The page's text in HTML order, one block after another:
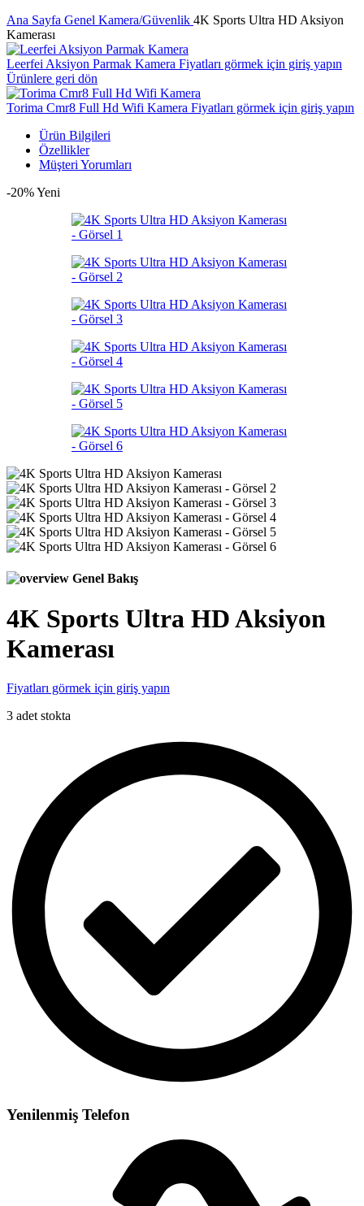
Ana Sayfa Genel Kamera/Güvenlik 4K Sports Ultra HD Aksiyon
Kamerası
Leerfei Aksiyon Parmak Kamera Fiyatları görmek için giriş yapın
Ürünlere geri dön
Torima Cmr8 Full Hd Wifi Kamera Fiyatları görmek için giriş yapın
Ürün Bilgileri
Özellikler
Müşteri Yorumları
-20%Yeni
Genel Bakış
4K Sports Ultra HD Aksiyon
Kamerası
Fiyatları görmek için giriş yapın
3 adet stokta
Yenilenmiş Telefon